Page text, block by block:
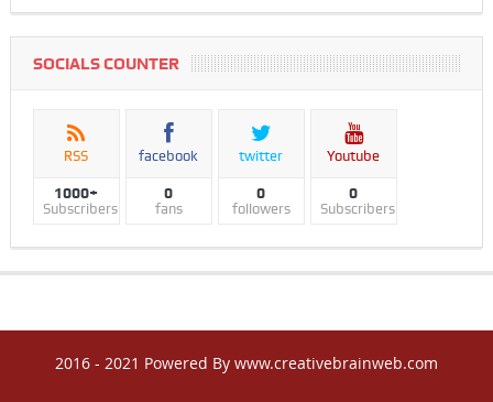
SOCIALS COUNTER
RSS
1000+
Subscribers
facebook
0
fans
twitter
0
followers
Youtube
0
Subscribers
2016 - 2021 Powered By www.creativebrainweb.com